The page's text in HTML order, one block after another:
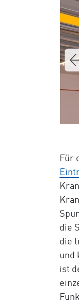
Für
die
die
und
ist